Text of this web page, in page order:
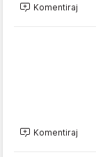
Komentiraj
Komentiraj